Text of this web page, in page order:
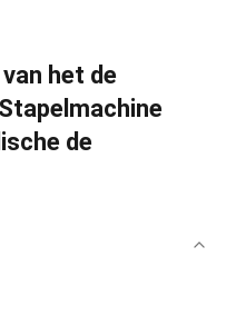
het de
de